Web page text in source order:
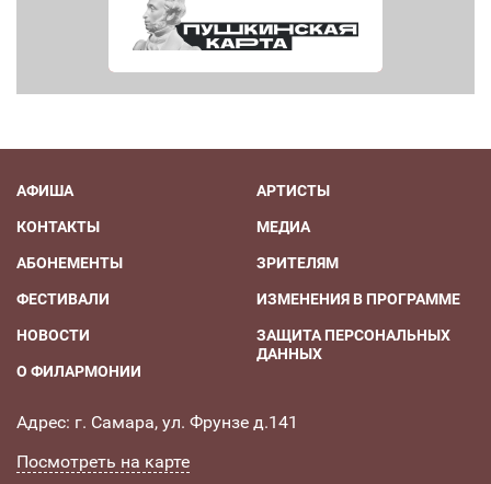
АФИША
КОНТАКТЫ
АБОНЕМЕНТЫ
ФЕСТИВАЛИ
НОВОСТИ
О ФИЛАРМОНИИ
АРТИСТЫ
МЕДИА
ЗРИТЕЛЯМ
ИЗМЕНЕНИЯ В ПРОГРАММЕ
ЗАЩИТА ПЕРСОНАЛЬНЫХ
ДАННЫХ
Адрес: г. Самара, ул. Фрунзе д.141
Посмотреть на карте